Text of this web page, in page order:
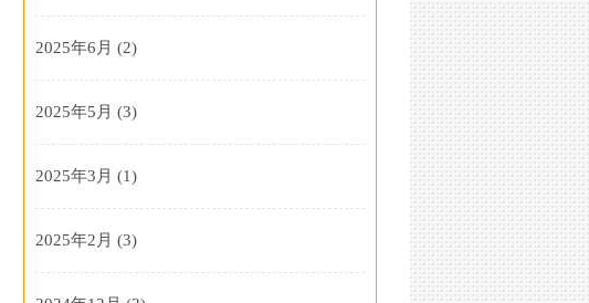
2025年6月 (2)
2025年5月 (3)
2025年3月 (1)
2025年2月 (3)